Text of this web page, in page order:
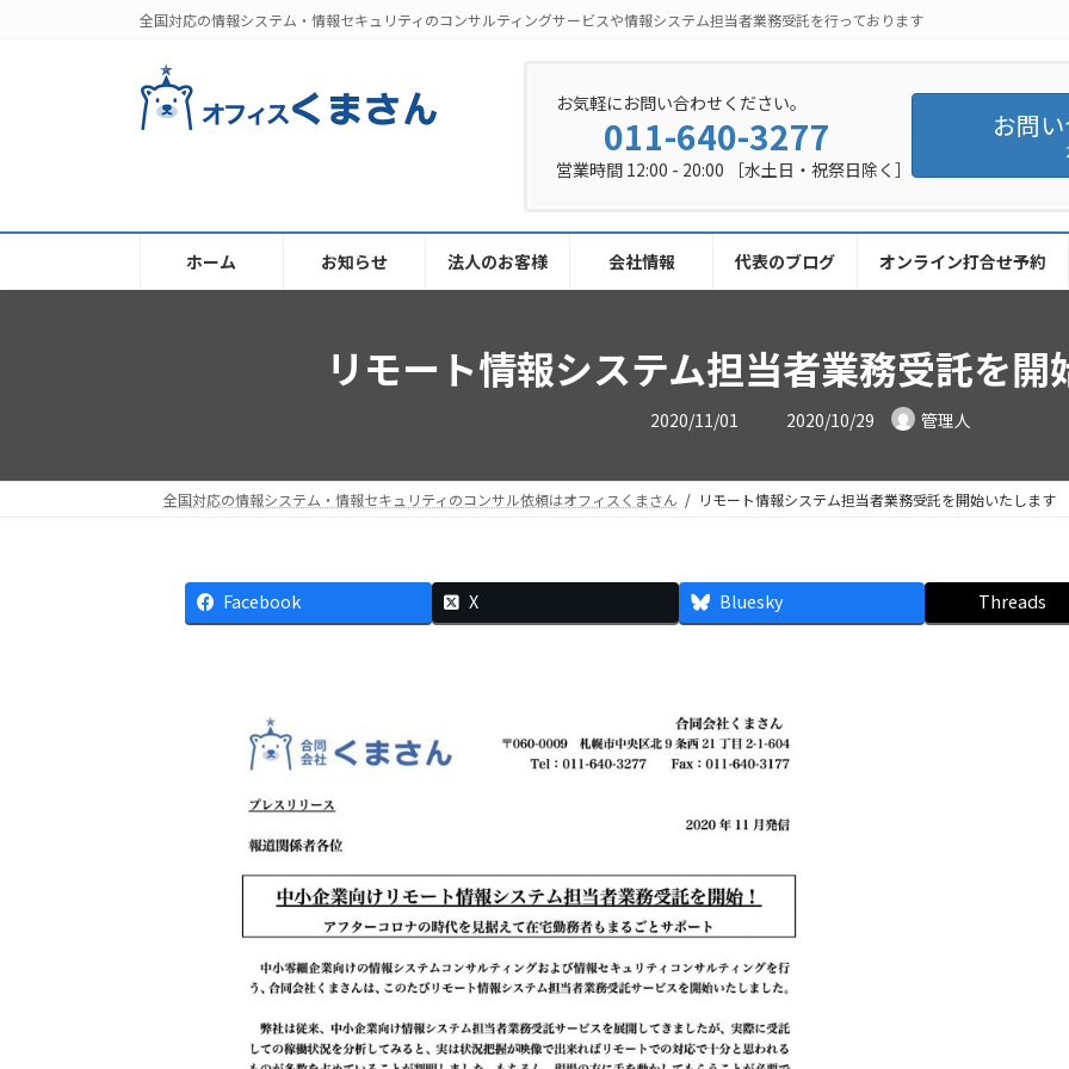
ッ
移
全国対応の情報システム・情報セキュリティのコンサルティングサービスや情報システム担当者業務受託を行っております
お気軽にお問い合わせください。
011-640-3277
営業時間 12:00 - 20:00 ［水土日・祝祭日除く］
お問
ホーム お知らせ 法人のお客様 会社情報 代表のブログ オンライン打合せ予約
リモート情報システム担当者業務受託を開
2020/11/01 最
終
日
時
:
2020/10/29 管理人
全国対応の情報システム・情報セキュリティのコンサル依頼はオフィスくまさん リモート情報システム担当者業務受託を開始いたします
Facebook X Bluesky Threads